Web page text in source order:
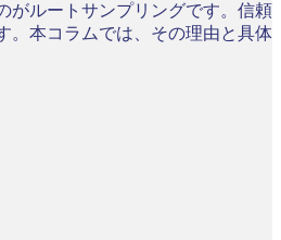
がルートサンプリングです。信頼
。本コラムでは、その理由と具体